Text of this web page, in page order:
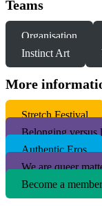
Teams
Organisation
Instinct Art
More
Stretch Festival
Belonging versus
Authentic Eros
We are queer
Become a